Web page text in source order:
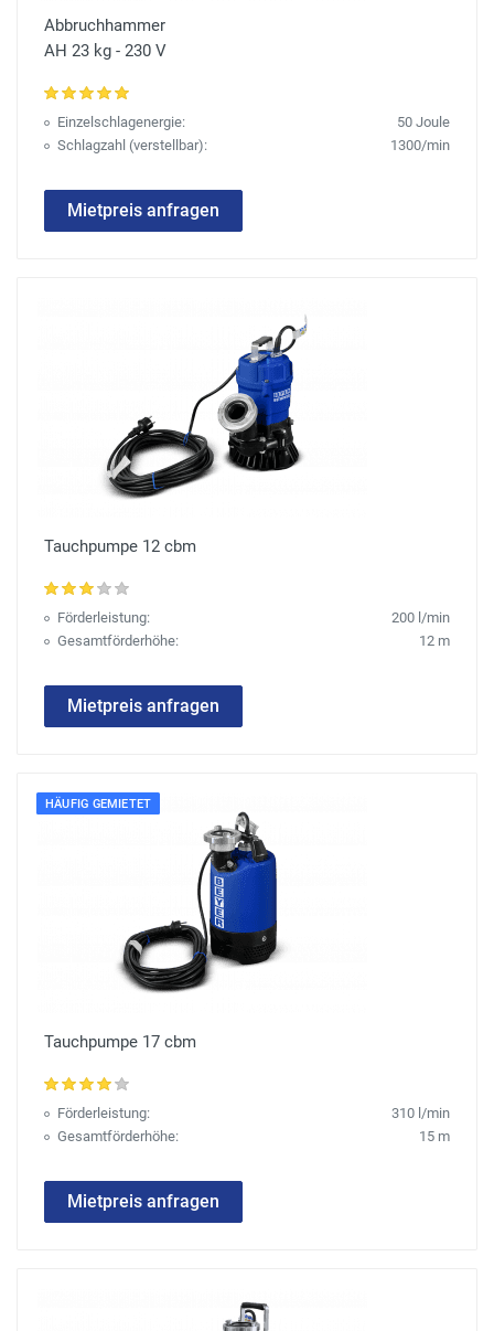
Abbruchhammer
AH 23 kg - 230 V
Einzelschlagenergie:
50 Joule
Schlagzahl (verstellbar):
1300/min
Mietpreis anfragen
Tauchpumpe 12 cbm
Förderleistung:
200 l/min
Gesamtförderhöhe:
12 m
Mietpreis anfragen
HÄUFIG GEMIETET
Tauchpumpe 17 cbm
Förderleistung:
310 l/min
Gesamtförderhöhe:
15 m
Mietpreis anfragen